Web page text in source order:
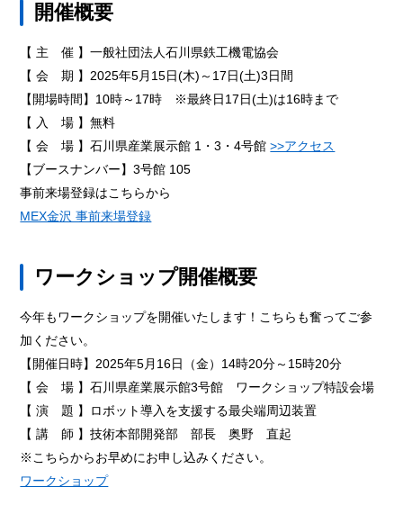
開催概要
【 主 催 】一般社団法人石川県鉄工機電協会
【 会 期 】2025年5月15日(木)～17日(土)3日間
【開場時間】10時～17時 ※最終日17日(土)は16時まで
【 入 場 】無料
【 会 場 】石川県産業展示館 1・3・4号館>>アクセス
【ブースナンバー】3号館 105
事前来場登録はこちらから
MEX金沢 事前来場登録
ワークショップ開催概要
今年もワークショップを開催いたします！こちらも奮ってご参
加ください。
【開催日時】2025年5月16日（金）14時20分～15時20分
【 会 場 】石川県産業展示館3号館 ワークショップ特設会場
【 演 題 】ロボット導入を支援する最尖端周辺装置
【 講 師 】技術本部開発部 部長 奥野 直起
※こちらからお早めにお申し込みください。
ワークショップ